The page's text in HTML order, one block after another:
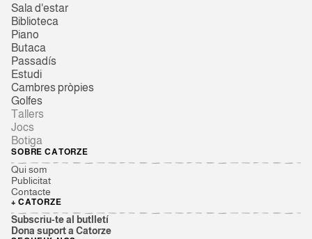
Sala d'estar
Biblioteca
Piano
Butaca
Passadís
Estudi
Cambres pròpies
Golfes
Tallers
Jocs
Botiga
SOBRE CATORZE
Qui som
Publicitat
Contacte
+ CATORZE
Subscriu-te al butlletí
Dona suport a Catorze